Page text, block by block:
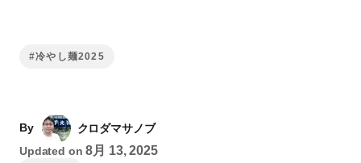
#冷やし麺2025
By
クロダマサノブ
Updated on 8月 13, 2025